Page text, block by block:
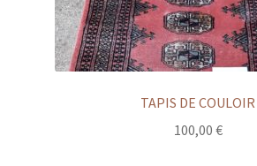
TAPIS DE COULOIR
100,00 €